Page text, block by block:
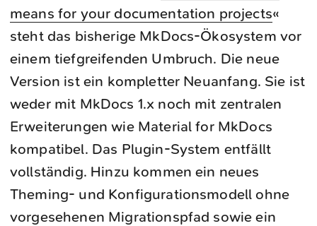
means for your documentation projects«
steht das bisherige MkDocs-Ökosystem vor
einem tiefgreifenden Umbruch. Die neue
Version ist ein kompletter Neuanfang. Sie ist
weder mit MkDocs 1.x noch mit zentralen
Erweiterungen wie Material for MkDocs
kompatibel. Das Plugin-System entfällt
vollständig. Hinzu kommen ein neues
Theming- und Konfigurationsmodell ohne
vorgesehenen Migrationspfad sowie ein